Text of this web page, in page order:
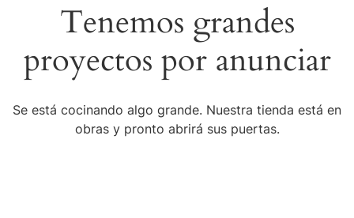
Tenemos grandes
proyectos por anunciar
Se está cocinando algo grande. Nuestra tienda está en
obras y pronto abrirá sus puertas.